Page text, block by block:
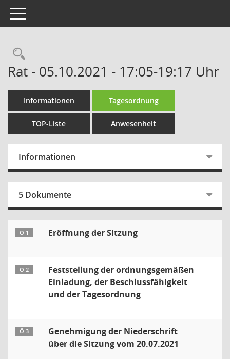
Toggle navigation
Rechercheauswahl
Rat - 05.10.2021 - 17:05-19:17 Uhr
Informationen Tagesordnung
TOP-Liste Anwesenheit
Informationen
5 Dokumente
Ö 1 Eröffnung der Sitzung
Ö 2
Feststellung der ordnungsgemäßen
Einladung, der Beschlussfähigkeit
und der Tagesordnung
Ö 3
Genehmigung der Niederschrift
über die Sitzung vom 20.07.2021